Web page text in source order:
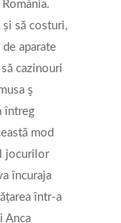
să costuri,
de aparate
cazinouri
ş
întreg
mod
jocurilor
încuraja
într-a
Anca
Started